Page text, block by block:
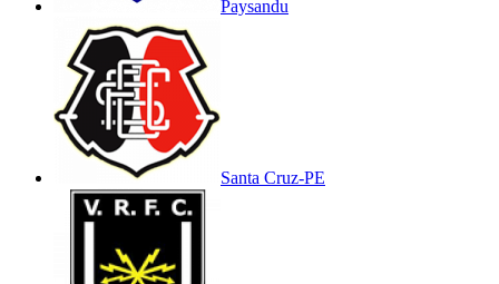
Paysandu
Santa Cruz-PE